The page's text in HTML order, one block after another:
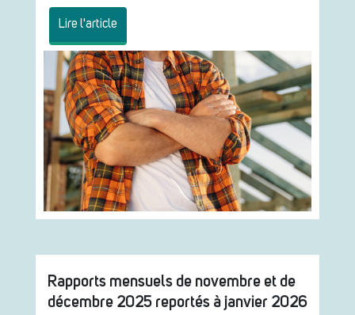
Lire l'article
Rapports mensuels de novembre et de
décembre 2025 reportés à janvier 2026